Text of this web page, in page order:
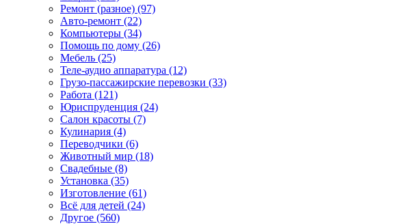
Ремонт (разное) (97)
Авто-ремонт (22)
Компьютеры (34)
Помощь по дому (26)
Мебель (25)
Теле-аудио аппаратура (12)
Грузо-пассажирские перевозки (33)
Работа (121)
Юриспруденция (24)
Салон красоты (7)
Кулинария (4)
Переводчики (6)
Животный мир (18)
Свадебные (8)
Установка (35)
Изготовление (61)
Всё для детей (24)
Другое (560)